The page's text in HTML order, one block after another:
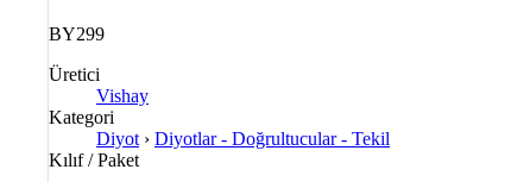
BY299
Üretici
Vishay
Kategori
Diyot › Diyotlar - Doğrultucular - Tekil
Kılıf / Paket